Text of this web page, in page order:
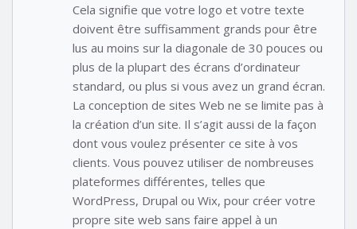
Cela signifie que votre logo et votre texte
doivent être suffisamment grands pour être
lus au moins sur la diagonale de 30 pouces ou
plus de la plupart des écrans d’ordinateur
standard, ou plus si vous avez un grand écran.
La conception de sites Web ne se limite pas à
la création d’un site. Il s’agit aussi de la façon
dont vous voulez présenter ce site à vos
clients. Vous pouvez utiliser de nombreuses
plateformes différentes, telles que
WordPress, Drupal ou Wix, pour créer votre
propre site web sans faire appel à un